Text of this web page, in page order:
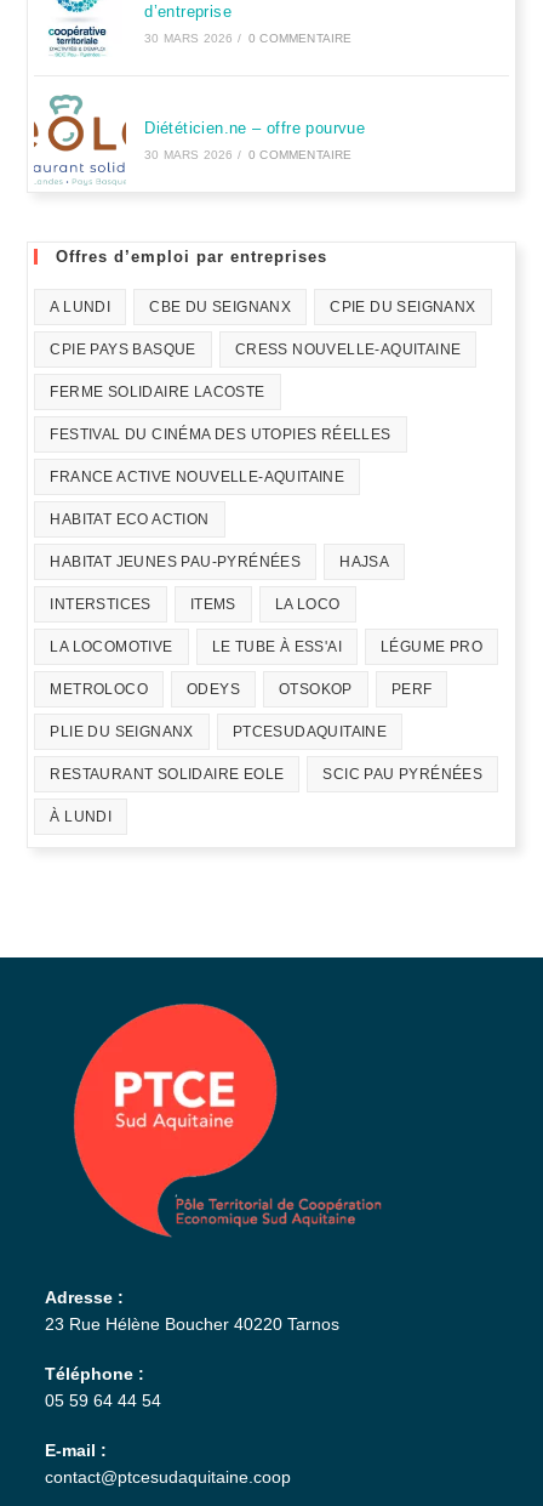
d’entreprise
30 MARS 2026 / 0 COMMENTAIRE
Diététicien.ne – offre pourvue
30 MARS 2026 / 0 COMMENTAIRE
Offres d’emploi par entreprises
A LUNDI CBE DU SEIGNANX CPIE DU SEIGNANX
CPIE PAYS BASQUE CRESS NOUVELLE-AQUITAINE
FERME SOLIDAIRE LACOSTE
FESTIVAL DU CINÉMA DES UTOPIES RÉELLES
FRANCE ACTIVE NOUVELLE-AQUITAINE
HABITAT ECO ACTION
HABITAT JEUNES PAU-PYRÉNÉES HAJSA
INTERSTICES ITEMS LA LOCO
LA LOCOMOTIVE LE TUBE À ESS'AI LÉGUME PRO
METROLOCO ODEYS OTSOKOP PERF
PLIE DU SEIGNANX PTCESUDAQUITAINE
RESTAURANT SOLIDAIRE EOLE SCIC PAU PYRÉNÉES
À LUNDI
Adresse :
23 Rue Hélène Boucher 40220 Tarnos
Téléphone :
05 59 64 44 54
E-mail :
contact@ptcesudaquitaine.coop